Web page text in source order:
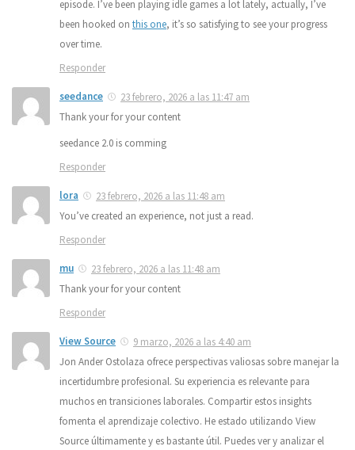
episode. I’ve been playing idle games a lot lately, actually, I’ve
been hooked on this one, it’s so satisfying to see your progress
over time.
Responder
seedance
23 febrero, 2026 a las 11:47 am
Thank your for your content
seedance 2.0 is comming
Responder
lora
23 febrero, 2026 a las 11:48 am
You’ve created an experience, not just a read.
Responder
mu
23 febrero, 2026 a las 11:48 am
Thank your for your content
Responder
View Source
9 marzo, 2026 a las 4:40 am
Jon Ander Ostolaza ofrece perspectivas valiosas sobre manejar la
incertidumbre profesional. Su experiencia es relevante para
muchos en transiciones laborales. Compartir estos insights
fomenta el aprendizaje colectivo. He estado utilizando View
Source últimamente y es bastante útil. Puedes ver y analizar el